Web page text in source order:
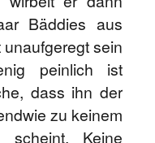
Bäddies aus
sein
peinlich ist
dass ihn der
zu keinem
scheint. Keine